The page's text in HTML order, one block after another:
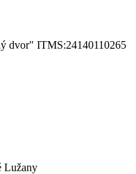
dvor" ITMS:24140110265
Lužany